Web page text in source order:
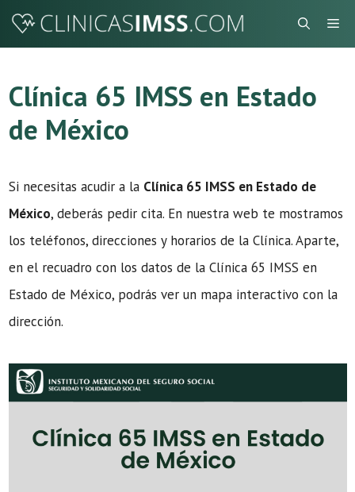
Saltar
Clínica 65 IMSS en Estado
de México
Si necesitas acudir a la Clínica 65 IMSS en Estado de
México, deberás pedir cita. En nuestra web te mostramos
los teléfonos, direcciones y horarios de la Clínica. Aparte,
en el recuadro con los datos de la Clínica 65 IMSS en
Estado de México, podrás ver un mapa interactivo con la
dirección.